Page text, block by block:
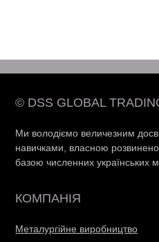
© DSS GLOBAL
Ми володіємо величезним
навичками, власною
базою численних українських
КОМПАНІЯ
Металургійне виробництво